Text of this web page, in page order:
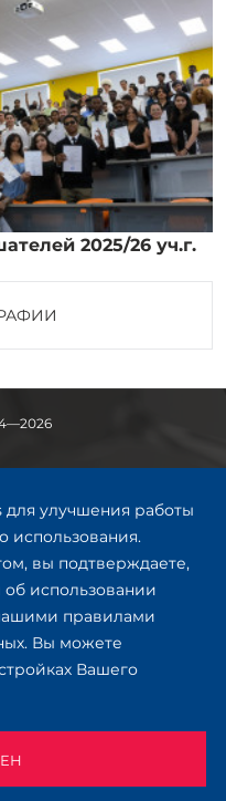
2025/26 уч.г.
улучшения работы
использования.
вы подтверждаете,
использовании
правилами
Вы можете
Вашего
03-58